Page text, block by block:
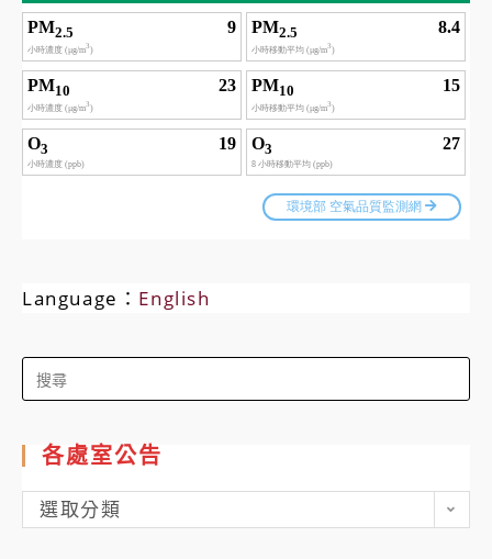
Language： English
Search
for:
各處室公告
各
處
選取分類